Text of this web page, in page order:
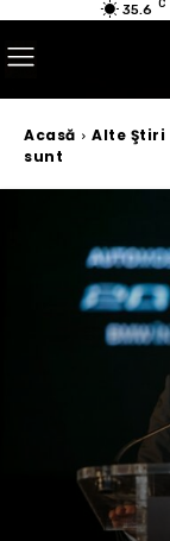
35.6 C
Acasă Alte Ştiri
sunt